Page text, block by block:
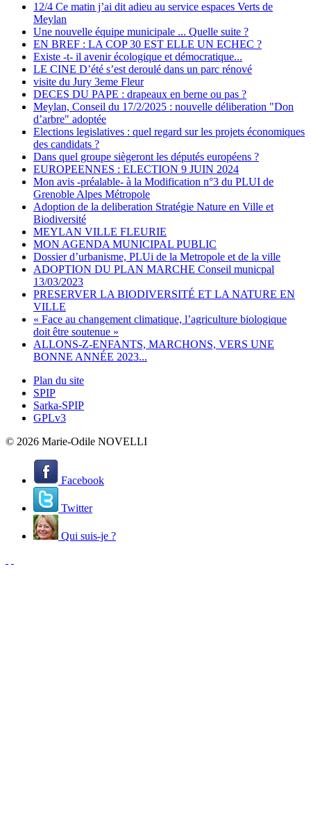
12/4 Ce matin j’ai dit adieu au service espaces Verts de
Meylan
Une nouvelle équipe municipale ... Quelle suite ?
EN BREF : LA COP 30 EST ELLE UN ECHEC ?
Existe -t- il avenir écologique et démocratique...
LE CINE D’été s’est deroulé dans un parc rénové
visite du Jury 3eme Fleur
DECES DU PAPE : drapeaux en berne ou pas ?
Meylan, Conseil du 17/2/2025 : nouvelle déliberation "Don
d’arbre" adoptée
Elections legislatives : quel regard sur les projets économiques
des candidats ?
Dans quel groupe siègeront les députés européens ?
EUROPEENNES : ELECTION 9 JUIN 2024
Mon avis -préalable- à la Modification n°3 du PLUI de
Grenoble Alpes Métropole
Adoption de la deliberation Stratégie Nature en Ville et
Biodiversité
MEYLAN VILLE FLEURIE
MON AGENDA MUNICIPAL PUBLIC
Dossier d’urbanisme, PLUi de la Metropole et de la ville
ADOPTION DU PLAN MARCHE Conseil municpal
13/03/2023
PRESERVER LA BIODIVERSITÉ ET LA NATURE EN
VILLE
« Face au changement climatique, l’agriculture biologique
doit être soutenue »
ALLONS-Z-ENFANTS, MARCHONS, VERS UNE
BONNE ANNÉE 2023...
Plan du site
SPIP
Sarka-SPIP
GPLv3
© 2026 Marie-Odile NOVELLI
Facebook
Twitter
Qui suis-je ?